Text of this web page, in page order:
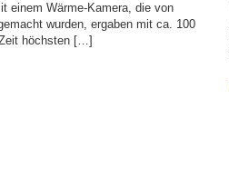
einem Wärme-Kamera, die von
wurden, ergaben mit ca. 100
höchsten […]